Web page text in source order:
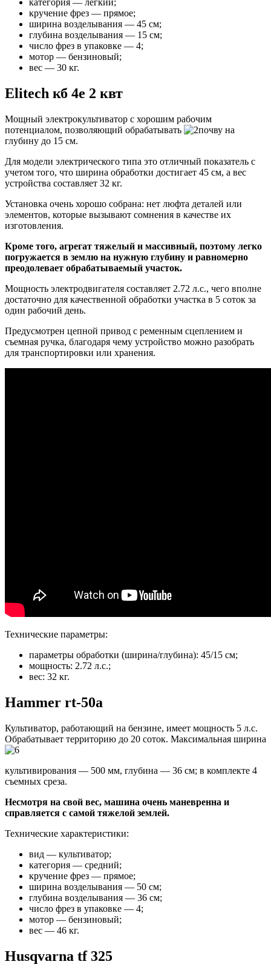
категория — легкий;
кручение фрез — прямое;
ширина возделывания — 45 см;
глубина возделывания — 15 см;
число фрез в упаковке — 4;
мотор — бензиновый;
вес — 30 кг.
Elitech кб 4е 2 квт
Мощный электрокультиватор с хорошим рабочим
потенциалом, позволяющий обрабатывать
почву на
глубину до 15 см.
Для модели электрического типа это отличный показатель с
учетом того, что ширина обработки достигает 45 см, а вес
устройства составляет 32 кг.
Установка очень хорошо собрана: нет люфта деталей или
элементов, которые вызывают сомнения в качестве их
изготовления.
Кроме того, агрегат тяжелый и массивный, поэтому легко
погружается в землю на нужную глубину и равномерно
преодолевает обрабатываемый участок.
Мощность электродвигателя составляет 2.72 л.с., чего вполне
достаточно для качественной обработки участка в 5 соток за
один рабочий день.
Предусмотрен цепной привод с ременным сцеплением и
съемная ручка, благодаря чему устройство можно разобрать
для транспортировки или хранения.
Технические параметры:
параметры обработки (ширина/глубина): 45/15 см;
мощность: 2.72 л.с.;
вес: 32 кг.
Hammer rt-50a
Культиватор, работающий на бензине, имеет мощность 5 л.с.
Обрабатывает территорию до 20 соток. Максимальная ширина
культивирования — 500 мм, глубина — 36 см; в комплекте 4
съемных среза.
Несмотря на свой вес, машина очень маневренна и
справляется с самой тяжелой землей.
Технические характеристики:
вид — культиватор;
категория — средний;
кручение фрез — прямое;
ширина возделывания — 50 см;
глубина возделывания — 36 см;
число фрез в упаковке — 4;
мотор — бензиновый;
вес — 46 кг.
Husqvarna tf 325